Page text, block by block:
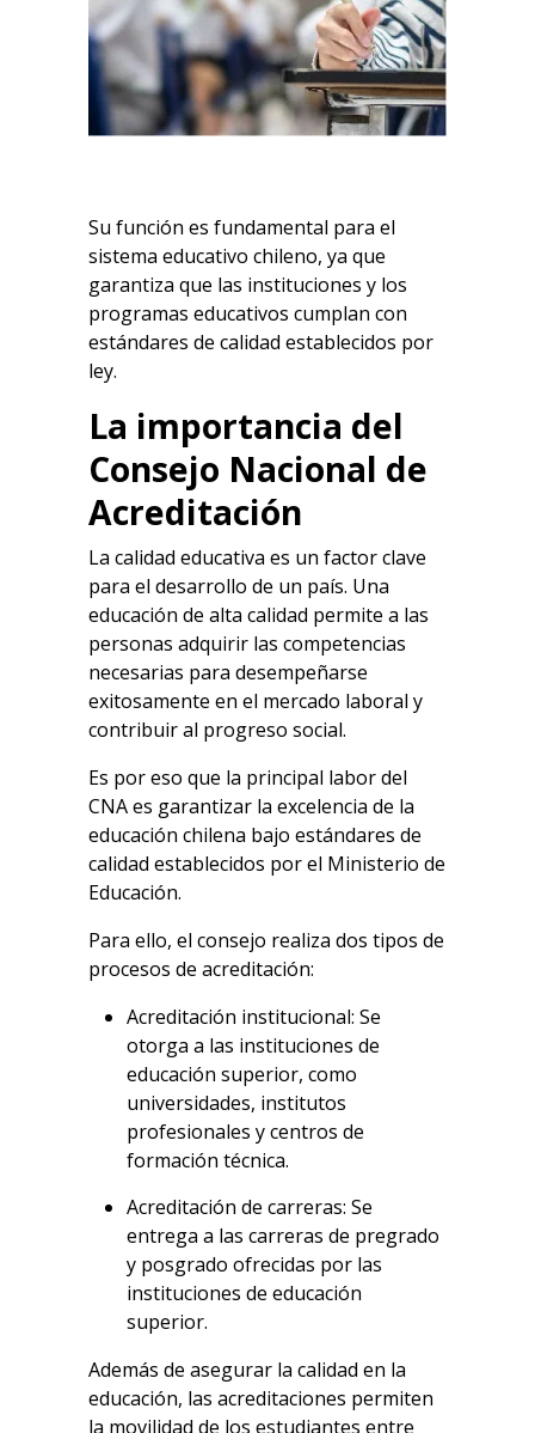
Su función es fundamental para el
sistema educativo chileno, ya que
garantiza que las instituciones y los
programas educativos cumplan con
estándares de calidad establecidos por
ley.
La importancia del
Consejo Nacional de
Acreditación
La calidad educativa es un factor clave
para el desarrollo de un país. Una
educación de alta calidad permite a las
personas adquirir las competencias
necesarias para desempeñarse
exitosamente en el mercado laboral y
contribuir al progreso social.
Es por eso que la principal labor del
CNA es garantizar la excelencia de la
educación chilena bajo estándares de
calidad establecidos por el Ministerio de
Educación.
Para ello, el consejo realiza dos tipos de
procesos de acreditación:
Acreditación institucional: Se
otorga a las instituciones de
educación superior, como
universidades, institutos
profesionales y centros de
formación técnica.
Acreditación de carreras: Se
entrega a las carreras de pregrado
y posgrado ofrecidas por las
instituciones de educación
superior.
Además de asegurar la calidad en la
educación, las acreditaciones permiten
la movilidad de los estudiantes entre